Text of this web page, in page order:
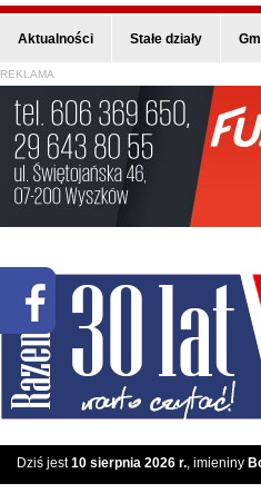
Aktualności Stałe działy
REKLAMA
Dziś jest10 sierpnia 2026 r., imieniny